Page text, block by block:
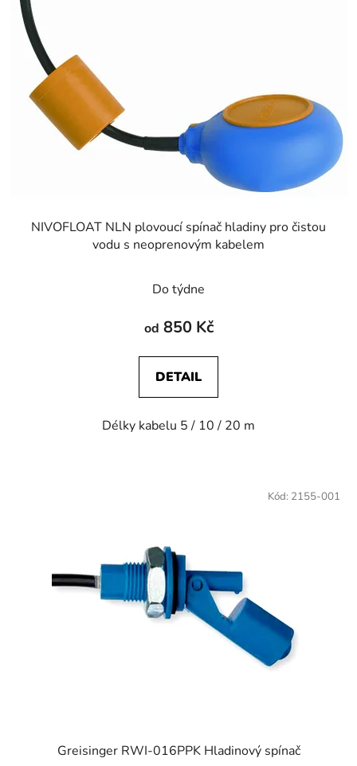
NIVOFLOAT NLN plovoucí spínač hladiny pro čistou
vodu s neoprenovým kabelem
Do týdne
od 850 Kč
DETAIL
Délky kabelu 5 / 10 / 20 m
Greisinger RWI-016PPK Hladinový spínač
Kód: 2155-001